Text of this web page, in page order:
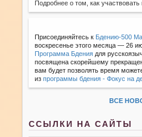
Подробнее о том, как
Присоединяйтесь к Бдению-500
воскресенье этого месяца — 26
Программа Бдения для
посвящена скорейшему
вам будет позволять время
изпрограммы бдения - Фокус на
ВСЕ
ССЫЛКИ НА САЙТЫ